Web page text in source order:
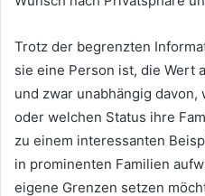
Trotz der begrenzten
sie eine Person ist, die Wert
und zwar unabhängig
oder welchen Status ihre
zu einem interessanten
in prominenten Familien
eigene Grenzen setzen